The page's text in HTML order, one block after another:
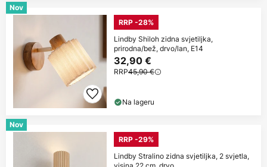
Nov
RRP -28%
Lindby Shiloh zidna svjetiljka,
prirodna/bež, drvo/lan, E14
32,90 €
RRP45,90 €
Na lageru
Nov
RRP -29%
Lindby Stralino zidna svjetiljka, 2 svjetla,